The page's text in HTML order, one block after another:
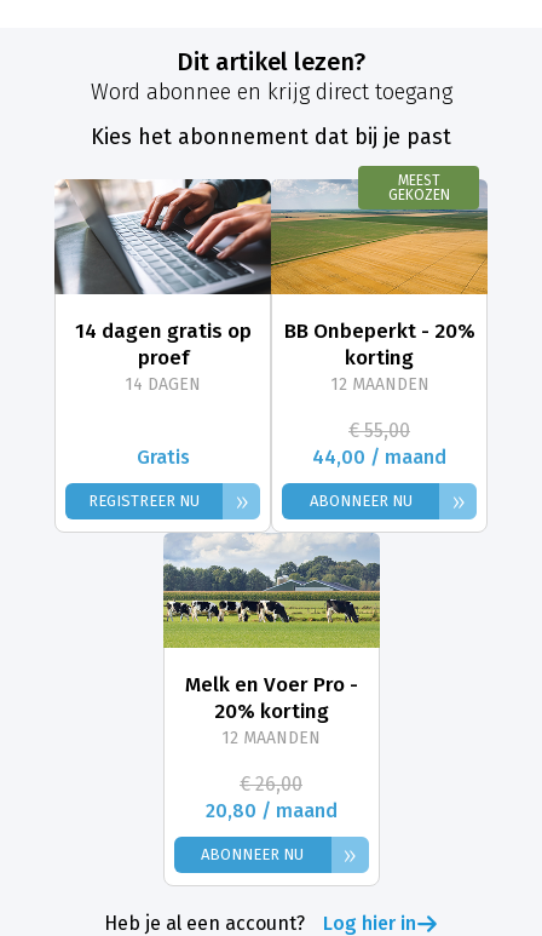
Dit artikel lezen?
Word abonnee en krijg direct toegang
Kies het abonnement dat bij je past
14 dagen gratis op
proef
14 DAGEN
Gratis
REGISTREER NU »
MEEST
GEKOZEN
BB Onbeperkt - 20%
korting
12 MAANDEN
€ 55,00
44,00 / maand
ABONNEER NU »
Melk en Voer Pro -
20% korting
12 MAANDEN
€ 26,00
20,80 / maand
ABONNEER NU »
Heb je al een account? Log hier in